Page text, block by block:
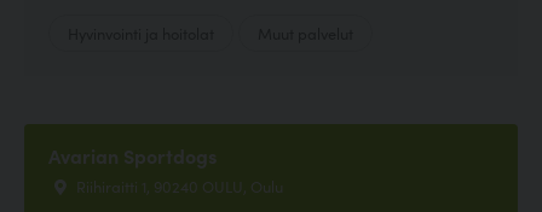
Avarian Sportdogs
Riihiraitti 1, 90240 OULU, Oulu